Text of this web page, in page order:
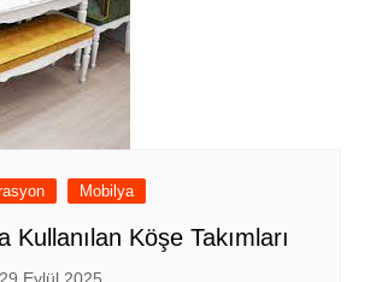
Mobilya
Kullanılan Köşe Takımları